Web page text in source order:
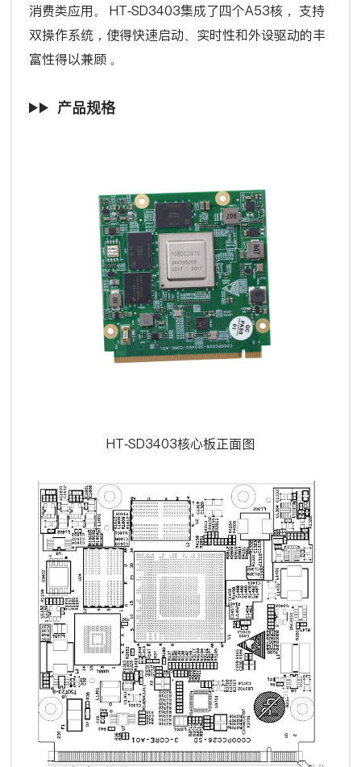
消费类应用。 HT-SD3403集成了四个A53核， 支持
双操作系统，使得快速启动、实时性和外设驱动的丰
富性得以兼顾 。
产品规格
HT-SD3403核心板正面图